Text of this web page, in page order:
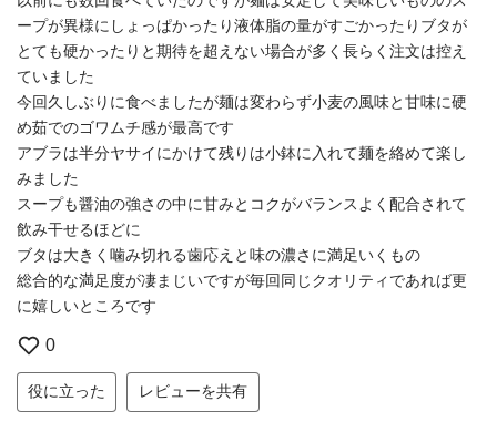
ープが異様にしょっぱかったり液体脂の量がすごかったりブタが
とても硬かったりと期待を超えない場合が多く長らく注文は控え
ていました
今回久しぶりに食べましたが麺は変わらず小麦の風味と甘味に硬
め茹でのゴワムチ感が最高です
アブラは半分ヤサイにかけて残りは小鉢に入れて麺を絡めて楽し
みました
スープも醤油の強さの中に甘みとコクがバランスよく配合されて
飲み干せるほどに
ブタは大きく噛み切れる歯応えと味の濃さに満足いくもの
総合的な満足度が凄まじいですが毎回同じクオリティであれば更
に嬉しいところです
0
役に立った レビューを共有